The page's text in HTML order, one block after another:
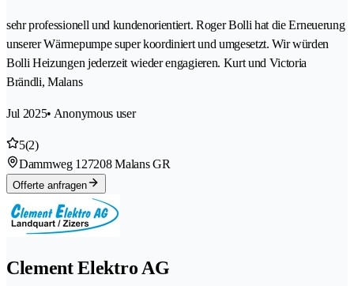
sehr professionell und kundenorientiert. Roger Bolli hat die Erneuerung
unserer Wärmepumpe super koordiniert und umgesetzt. Wir würden
Bolli Heizungen jederzeit wieder engagieren. Kurt und Victoria
Brändli, Malans
Jul 2025• Anonymous user
5(2)
Dammweg 127208 Malans GR
Offerte anfragen
Clement Elektro AG